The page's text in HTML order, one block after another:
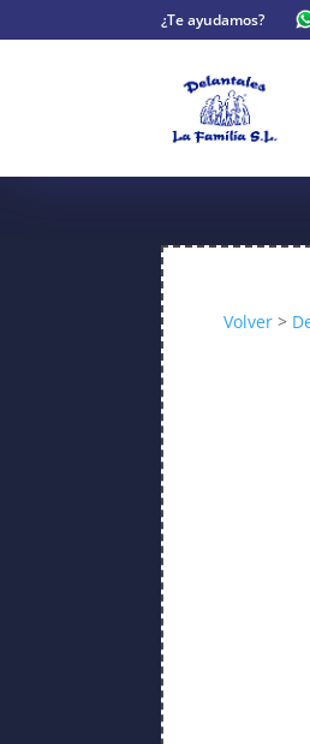
¿Te ayudamos?
Volver>